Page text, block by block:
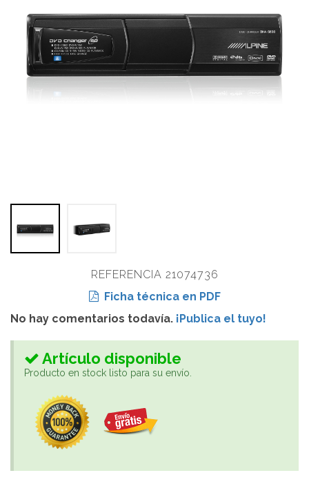
REFERENCIA 21074736
Ficha técnica en PDF
No hay comentarios todavía. ¡Publica el tuyo!
Artículo disponible
Producto en stock listo para su envío.